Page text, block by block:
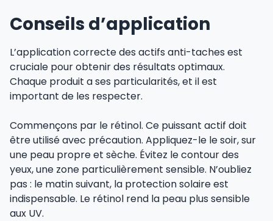
Conseils d’application
L’application correcte des actifs anti-taches est
cruciale pour obtenir des résultats optimaux.
Chaque produit a ses particularités, et il est
important de les respecter.
Commençons par le rétinol. Ce puissant actif doit
être utilisé avec précaution. Appliquez-le le soir, sur
une peau propre et sèche. Évitez le contour des
yeux, une zone particulièrement sensible. N’oubliez
pas : le matin suivant, la protection solaire est
indispensable. Le rétinol rend la peau plus sensible
aux UV.